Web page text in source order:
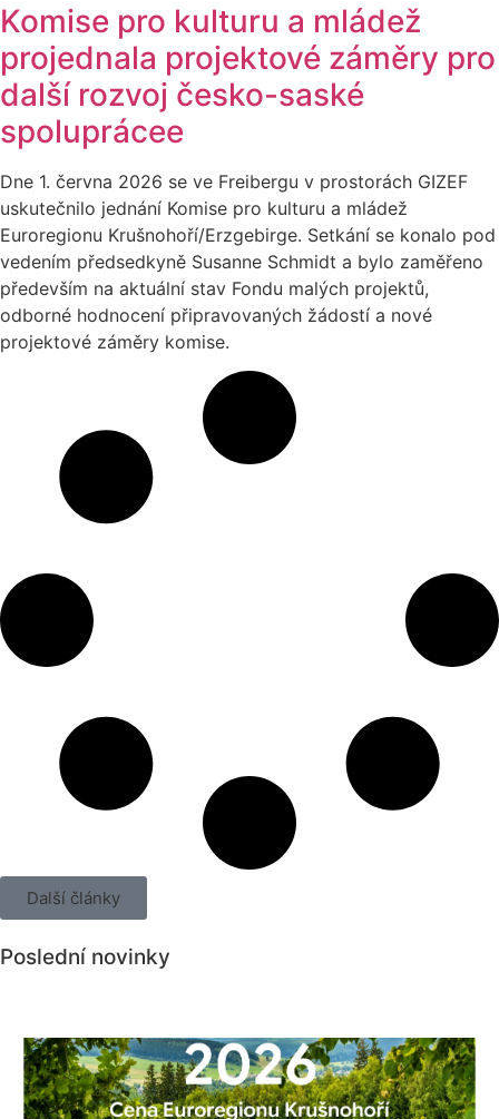
Komise pro kulturu a mládež
projednala projektové záměry pro
další rozvoj česko-saské
spoluprácee
Dne 1. června 2026 se ve Freibergu v prostorách GIZEF
uskutečnilo jednání Komise pro kulturu a mládež
Euroregionu Krušnohoří/Erzgebirge. Setkání se konalo pod
vedením předsedkyně Susanne Schmidt a bylo zaměřeno
především na aktuální stav Fondu malých projektů,
odborné hodnocení připravovaných žádostí a nové
projektové záměry komise.
Další články
Poslední novinky